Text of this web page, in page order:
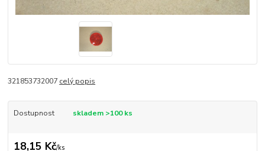
321853732007 celý popis
Dostupnost skladem >100 ks
18,15 Kč/ks